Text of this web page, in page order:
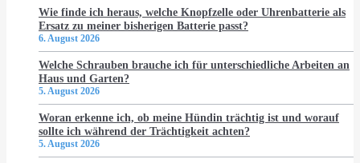
Wie finde ich heraus, welche Knopfzelle oder Uhrenbatterie als
Ersatz zu meiner bisherigen Batterie passt?
6. August 2026
Welche Schrauben brauche ich für unterschiedliche Arbeiten an
Haus und Garten?
5. August 2026
Woran erkenne ich, ob meine Hündin trächtig ist und worauf
sollte ich während der Trächtigkeit achten?
5. August 2026